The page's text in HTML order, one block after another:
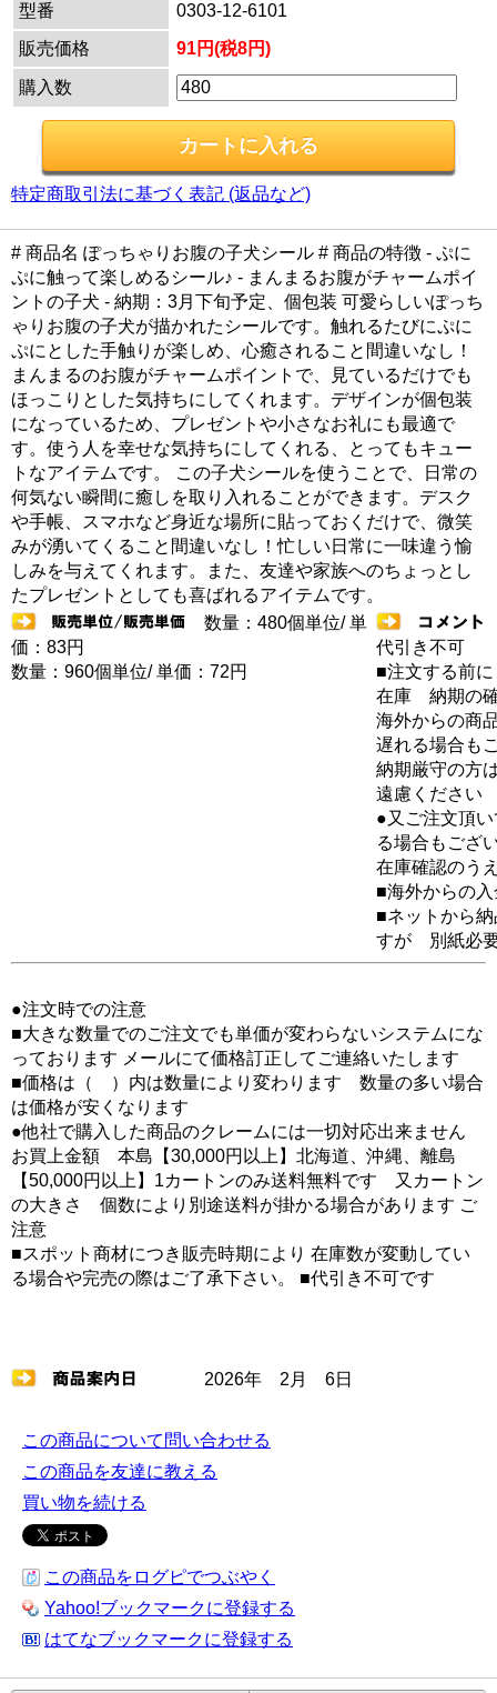
型番
0303-12-6101
販売価格
91円(税8円)
購入数
特定商取引法に基づく表記 (返品など)
# 商品名 ぽっちゃりお腹の子犬シール # 商品の特徴 - ぷに
ぷに触って楽しめるシール♪ - まんまるお腹がチャームポイ
ントの子犬 - 納期：3月下旬予定、個包装 可愛らしいぽっち
ゃりお腹の子犬が描かれたシールです。触れるたびにぷに
ぷにとした手触りが楽しめ、心癒されること間違いなし！
まんまるのお腹がチャームポイントで、見ているだけでも
ほっこりとした気持ちにしてくれます。デザインが個包装
になっているため、プレゼントや小さなお礼にも最適で
す。使う人を幸せな気持ちにしてくれる、とってもキュー
トなアイテムです。 この子犬シールを使うことで、日常の
何気ない瞬間に癒しを取り入れることができます。デスク
や手帳、スマホなど身近な場所に貼っておくだけで、微笑
みが湧いてくること間違いなし！忙しい日常に一味違う愉
しみを与えてくれます。また、友達や家族へのちょっとし
たプレゼントとしても喜ばれるアイテムです。
数量：480個単位/ 単
価：83円
数量：960個単位/ 単価：72円
代引き不可
■注文する前に
在庫 納期の
海外からの商
遅れる場合も
納期厳守の方
遠慮ください
●又ご注文頂
る場合もござ
在庫確認のう
■海外からの
■ネットから
すが 別紙必
●注文時での注意
■大きな数量でのご注文でも単価が変わらないシステムにな
っております メールにて価格訂正してご連絡いたします
■価格は（ ）内は数量により変わります 数量の多い場合
は価格が安くなります
●他社で購入した商品のクレームには一切対応出来ません
お買上金額 本島【30,000円以上】北海道、沖縄、離島
【50,000円以上】1カートンのみ送料無料です 又カートン
の大きさ 個数により別途送料が掛かる場合があります ご
注意
■スポット商材につき販売時期により 在庫数が変動してい
る場合や完売の際はご了承下さい。 ■代引き不可です
2026年 2月 6日
この商品について問い合わせる
この商品を友達に教える
買い物を続ける
この商品をログピでつぶやく
Yahoo!ブックマークに登録する
はてなブックマークに登録する